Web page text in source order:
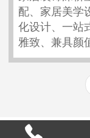
配、家居美学
化设计、一站
雅致、兼具颜
